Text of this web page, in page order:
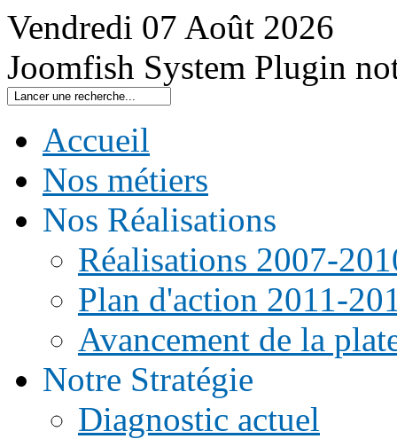
Vendredi 07 Août 2026
Joomfish System Plugin
Accueil
Nos métiers
Nos Réalisations
Réalisations 2007-
Plan d'action 2011-
Avancement de la
Notre Stratégie
Diagnostic actuel